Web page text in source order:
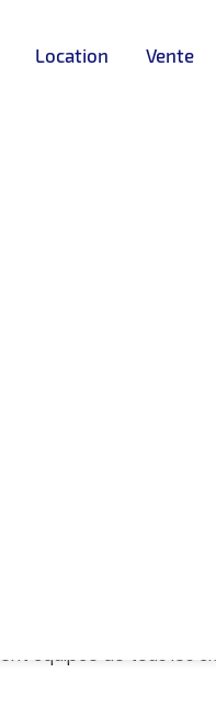
Location Vente
d’un immeuble
minutes à pied,
en voiture, lycée
équipée de tous les